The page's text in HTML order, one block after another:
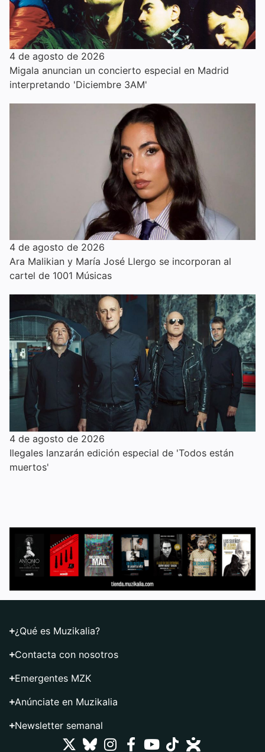
4 de agosto de 2026
Migala anuncian un concierto especial en Madrid
interpretando 'Diciembre 3AM'
4 de agosto de 2026
Ara Malikian y María José Llergo se incorporan al
cartel de 1001 Músicas
4 de agosto de 2026
Ilegales lanzarán edición especial de 'Todos están
muertos'
¿Qué es Muzikalia?
Contacta con nosotros
Emergentes MZK
Anúnciate en Muzikalia
Newsletter semanal